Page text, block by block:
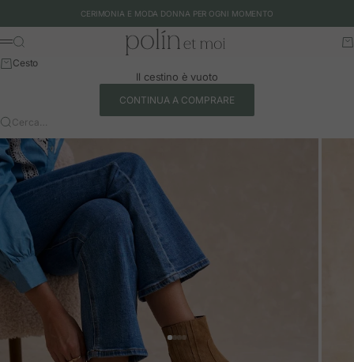
CERIMONIA E MODA DONNA PER OGNI MOMENTO
Polín et moi - EU
Menu
Cerca
Cesto
Il cestino è vuoto
CONTINUA A COMPRARE
Cerca…
Vai all'articolo 1
Vai all'articolo 2
Vai all'articolo 3
Vai all'articolo 4